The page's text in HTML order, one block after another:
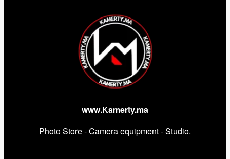
www.Kamerty.ma
Photo Store - Camera equipment - Studio.